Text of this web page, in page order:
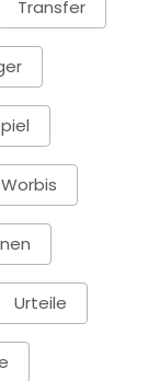
Transfer
Urteile